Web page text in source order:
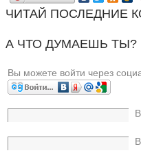
ЧИТАЙ ПОСЛЕДНИЕ
А ЧТО ДУМАЕШЬ
Вы можете войти через